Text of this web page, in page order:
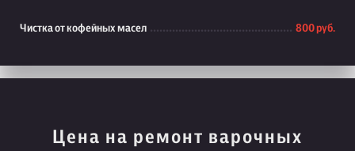
Чистка от кофейных масел 800 руб.
Цена на ремонт варочных